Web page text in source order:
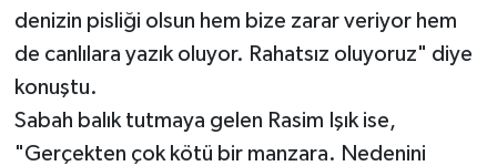
denizin pisliği olsun hem bize zarar veriyor hem
de canlılara yazık oluyor. Rahatsız oluyoruz" diye
konuştu.
Sabah balık tutmaya gelen Rasim Işık ise,
"Gerçekten çok kötü bir manzara. Nedenini